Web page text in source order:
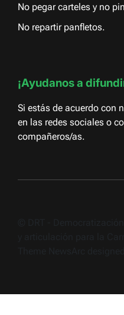
No pegar carteles y no
No repartir panfletos.
¡Ayudanos a
Si estás de acuerdo con
en las redes sociales o
compañeros/as.